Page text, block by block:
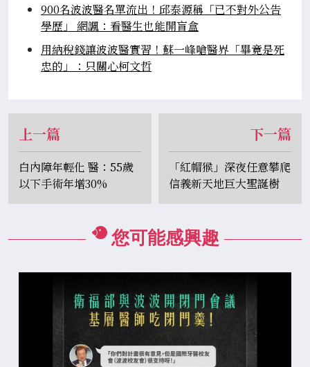
900名波波醫名單流出！邱泰源稱「已不對外公告
學歷」 網諷：看醫生也能開盲盒
用納稅錢讓波波醫實習！蘇一峰嗆醫界「畢竟是死
忠的」：只關心柯文哲
上一篇
白內障年輕化 醫：55歲
以下手術年增30%
下一篇
「紅帽猴」深夜任意攀爬
信義新天地巨大聖誕樹
新光三越：珍惜自身安全
您可能感興趣